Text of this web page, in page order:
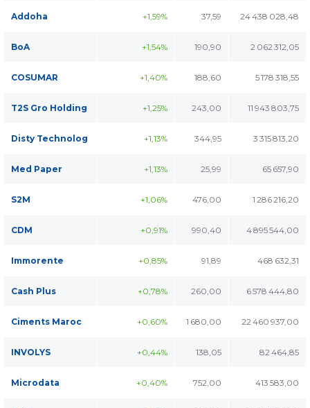
Addoha +1,59% 37,59 24 438 028,48
BoA +1,54% 190,90 2 062 312,05
COSUMAR +1,40% 188,60 5 178 318,55
T2S Gro Holding +1,25% 243,00 11 943 803,75
Disty Technolog +1,13% 344,95 3 315 813,20
Med Paper +1,13% 25,99 65 657,90
S2M +1,06% 476,00 1 286 216,20
CDM +0,91% 990,40 4 895 544,00
Immorente +0,85% 91,89 468 632,31
Cash Plus +0,78% 260,00 6 578 444,80
Ciments Maroc +0,60% 1 680,00 22 460 937,00
INVOLYS +0,44% 138,05 82 464,85
Microdata +0,40% 752,00 413 583,00